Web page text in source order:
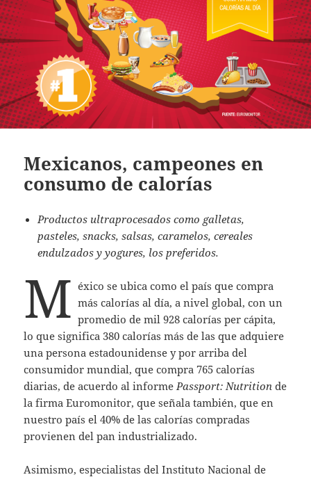
Mexicanos, campeones en
consumo de calorías
Productos ultraprocesados como galletas,
pasteles, snacks, salsas, caramelos, cereales
endulzados y yogures, los preferidos.
M éxico se ubica como el país que compra
más calorías al día, a nivel global, con un
promedio de mil 928 calorías per cápita,
lo que significa 380 calorías más de las que adquiere
una persona estadounidense y por arriba del
consumidor mundial, que compra 765 calorías
diarias, de acuerdo al informe Passport: Nutrition de
la firma Euromonitor, que señala también, que en
nuestro país el 40% de las calorías compradas
provienen del pan industrializado.
Asimismo, especialistas del Instituto Nacional de